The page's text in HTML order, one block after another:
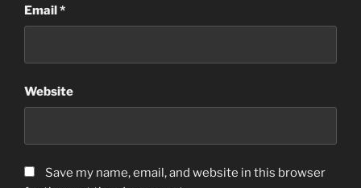
Email*
Website
Save my name, email, and website in this browser